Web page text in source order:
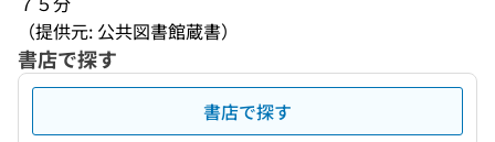
（提供元: 公共図書館蔵書）
書店で探す
書店で探す